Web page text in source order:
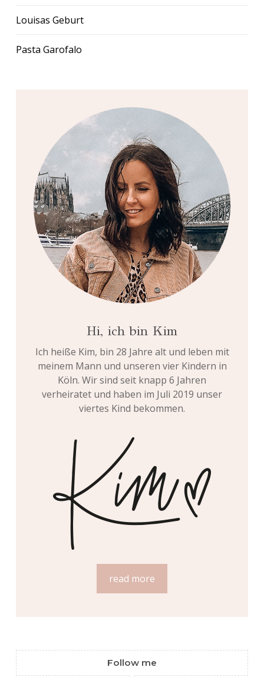
Louisas Geburt
Pasta Garofalo
Hi, ich bin Kim
Ich heiße Kim, bin 28 Jahre alt und leben mit
meinem Mann und unseren vier Kindern in
Köln. Wir sind seit knapp 6 Jahren
verheiratet und haben im Juli 2019 unser
viertes Kind bekommen.
read more
Follow me